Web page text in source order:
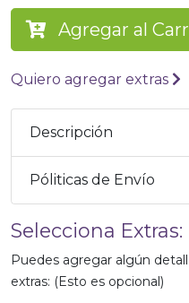
Agregar al
Quiero agregar extras
Descripción
Póliticas de Envío
Selecciona Extras:
Puedes agregar algún
extras: (Esto es opcional)